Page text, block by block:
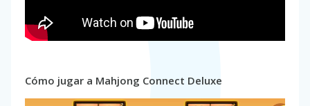
Cómo jugar a Mahjong Connect Deluxe